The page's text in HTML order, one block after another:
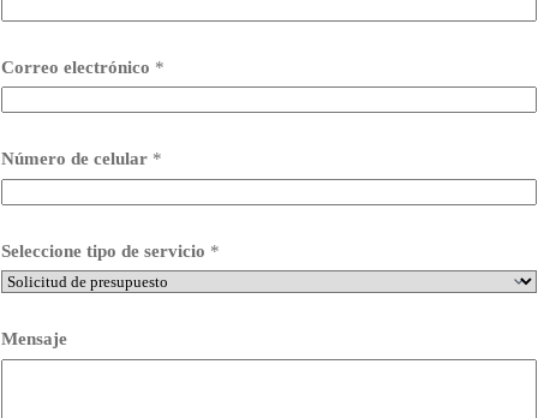
Correo electrónico *
Número de celular *
Seleccione tipo de servicio *
Mensaje